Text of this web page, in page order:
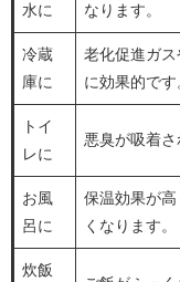
水に
なります。
冷蔵
庫に
老化促進ガ
に効果的です
トイ
レに
悪臭が吸着さ
お風
呂に
保温効果が高
くなります。
炊飯